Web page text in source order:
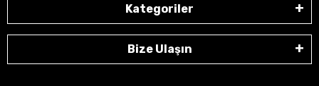
Kategoriler
Bize Ulaşın